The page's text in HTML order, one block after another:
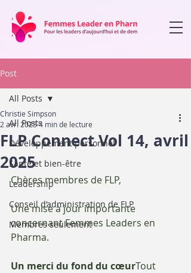
Post
All Posts
Développement personnel
Santé et bien-être
Leadership
Conseil d’administration de FLP
Membres seulement
All Posts
FLP Connect Vol 14, avril
2025
Christie Simpson
2 avr. 20254 min de lecture
Chères membres de FLP,
Une mise à jour importante
concernant Femmes Leaders en
Pharma.
Un merci du fond du cœurTout